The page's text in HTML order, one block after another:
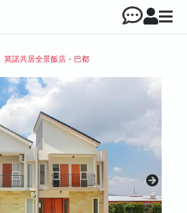
莫諾共居全景飯店 - 巴都